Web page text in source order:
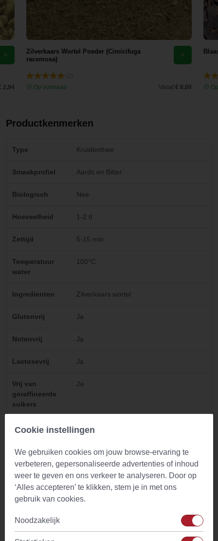
2,94
Zilverkaars Wortel Poeder (Cimicifuga
racemosa)
Op voorraad
Vanaf € 8,00
Productkenmerken
Type Kruidenthee
Smaakprofiel Aards en Bitter
Biologisch Nee
Hoeveelheid 1-2 tl
Zettijd 5-15 min.
Temperatuur
water
100°C
Ingredienten Zilverkaars wortel
Glutenvrij Ja
Notenvrij Ja
Lactosevrij Ja
Vrij van
geraffineerde
suikers
Ja
Natuurlijke
Ja
Waarschuwing
Raadpleeg je dokter in geval van twijfel of
ziekte of medicijngebruik.
Gearomatiseerd Nee
Cookie instellingen
We gebruiken cookies om jouw browse-ervaring te
verbeteren, gepersonaliseerde advertenties of inhoud
weer te geven en ons verkeer te analyseren. Door op
‘Alles accepteren’ te klikken, stem je in met ons
gebruik van cookies.
Noodzakelijk